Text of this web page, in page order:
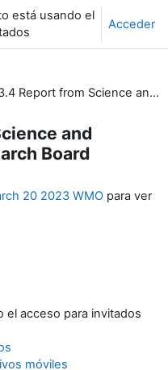
está usando el
Acceder
3.4 Report from Science and Innovations/Research Board
and
Board
20 2023 WMO para ver
el acceso para invitados
móviles